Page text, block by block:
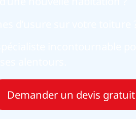
Demander un devis gratuit